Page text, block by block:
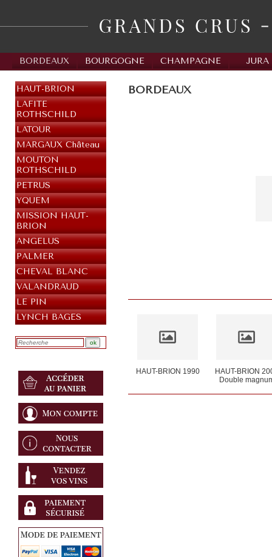
BORDEAUX BOURGOGNE CHAMPAGNE JURA
HAUT-BRION
LAFITE
ROTHSCHILD
LATOUR
MARGAUX Château
MOUTON
ROTHSCHILD
PETRUS
YQUEM
MISSION HAUT-
BRION
ANGELUS
PALMER
CHEVAL BLANC
VALANDRAUD
LE PIN
LYNCH BAGES
BORDEAUX
HAUT-BRION 1990
HAUT-BRION
Double